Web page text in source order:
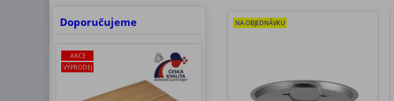
Doporučujeme
AKCE
VÝPRODEJ
NA OBJEDNÁVKU